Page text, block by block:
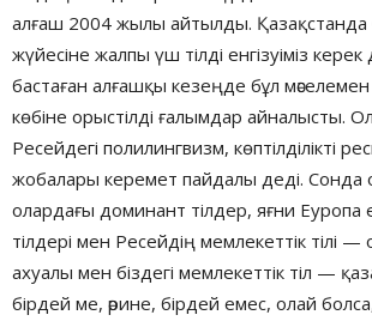
алғаш 2004 жылы айтылды. Қазақстанда
жүйесіне жалпы үш тілді енгізуіміз
бастаған алғашқы кезеңде бұл мәселемен
көбіне орыстілді ғалымдар айналысты.
Ресейдегі полилингвизм, көптілділікті
жобалары керемет пайдалы деді. Сонда
олардағы доминант тілдер, яғни Еуропа
тілдері мен Ресейдің мемлекеттік тілі —
ахуалы мен біздегі мемлекеттік тіл —
бірдей ме, әрине, бірдей емес, олай